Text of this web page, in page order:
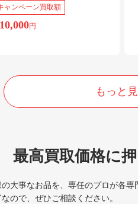
ャンペーン買取額
円
もっと
最高買取価格に
大事なお品を、専任のプロが各
なので、ぜひご相談ください。